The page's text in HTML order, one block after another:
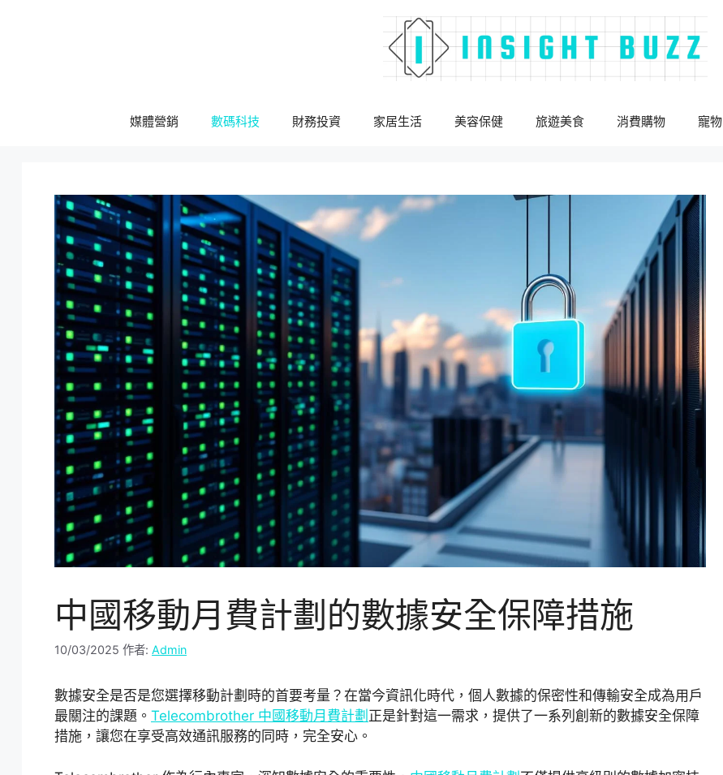
媒體營銷 數碼科技 財務投資 家居生活 美容保健 旅遊美食 消費購物 寵物
中國移動月費計劃的數據安全保障措施
10/03/2025 作者: Admin
數據安全是否是您選擇移動計劃時的首要考量？在當今資訊化時代，個人數據的保密性和傳輸安全成為用戶
最關注的課題。 Telecombrother 中國移動月費計劃 正是針對這一需求，提供了一系列創新的數據安全保障
措施，讓您在享受高效通訊服務的同時，完全安心。